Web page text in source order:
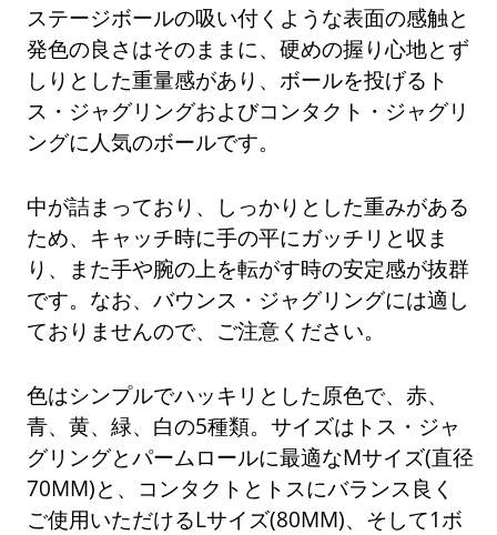
ステージボールの吸い付くような表面の感触と
発色の良さはそのままに、硬めの握り心地とず
しりとした重量感があり、ボールを投げるト
ス・ジャグリングおよびコンタクト・ジャグリ
ングに人気のボールです。
中が詰まっており、しっかりとした重みがある
ため、キャッチ時に手の平にガッチリと収ま
り、また手や腕の上を転がす時の安定感が抜群
です。なお、バウンス・ジャグリングには適し
ておりませんので、ご注意ください。
色はシンプルでハッキリとした原色で、赤、
青、黄、緑、白の5種類。サイズはトス・ジャ
グリングとパームロールに最適なMサイズ(直径
70MM)と、コンタクトとトスにバランス良く
ご使用いただけるLサイズ(80MM)、そして1ボ